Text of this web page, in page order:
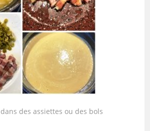
des assiettes ou des bols